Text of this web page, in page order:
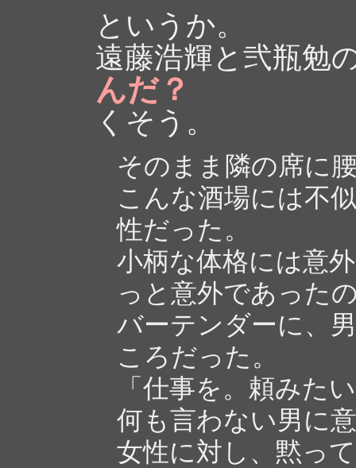
というか。
遠藤浩輝と弐瓶勉
んだ？
くそう。
そのまま隣の席に
こんな酒場には不
性だった。
小柄な体格には意
っと意外であった
バーテンダーに、
ころだった。
「仕事を。頼みた
何も言わない男に
女性に対し、黙っ